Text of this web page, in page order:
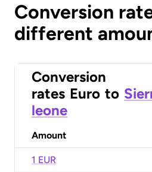
Conversion
different
Conversion
rates Euro to
leone
Amount
1 EUR